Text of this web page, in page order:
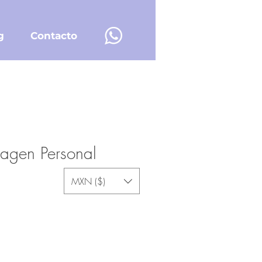
Contacto
Personal
MXN ($)